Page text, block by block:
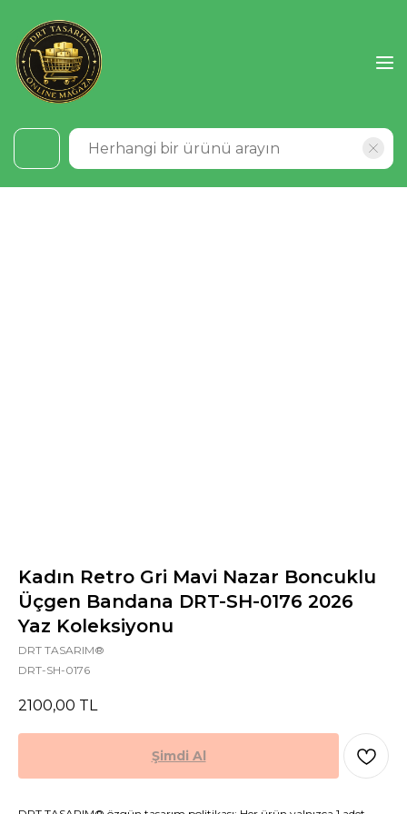
Kadın Retro Gri Mavi Nazar Boncuklu
Üçgen Bandana DRT-SH-0176 2026
Yaz Koleksiyonu
DRT TASARIM®
DRT-SH-0176
2100,00 TL
Şimdi Al